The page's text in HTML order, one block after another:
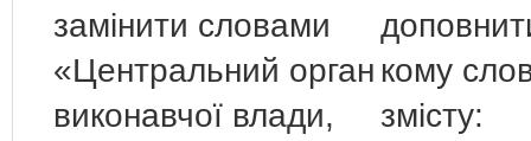
замінити словами
«Центральний орган
виконавчої влади,
кому
змісту: